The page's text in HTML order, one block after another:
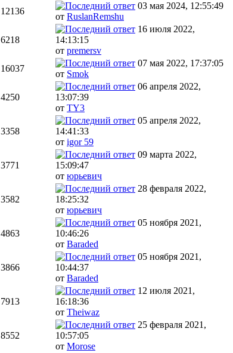
12136
03 мая 2024, 12:55:49
от RuslanRemshu
6218
16 июля 2022,
14:13:15
от premersv
16037
07 мая 2022, 17:37:05
от Smok
4250
06 апреля 2022,
13:07:39
от TY3
3358
05 апреля 2022,
14:41:33
от igor 59
3771
09 марта 2022,
15:09:47
от юрьевич
3582
28 февраля 2022,
18:25:32
от юрьевич
4863
05 ноября 2021,
10:46:26
от Baraded
3866
05 ноября 2021,
10:44:37
от Baraded
7913
12 июля 2021,
16:18:36
от Theiwaz
8552
25 февраля 2021,
10:57:05
от Morose